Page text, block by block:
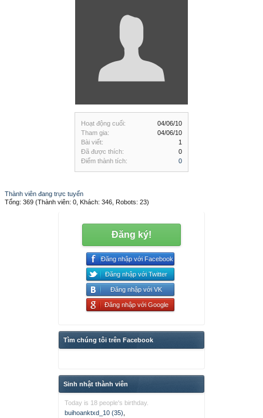
Hoạt động cuối:
04/06/10
Tham gia:
04/06/10
Bài viết:
1
Đã được thích:
0
Điểm thành tích:
0
Thành viên đang trực tuyến
Tổng: 369 (Thành viên: 0, Khách: 346, Robots: 23)
Đăng ký!
Đăng nhập với Facebook
Đăng nhập với Twitter
Đăng nhập với VK
Đăng nhập với Google
Tìm chúng tôi trên Facebook
Sinh nhật thành viên
Today is 18 people's birthday.
buihoanktxd_10 (35)